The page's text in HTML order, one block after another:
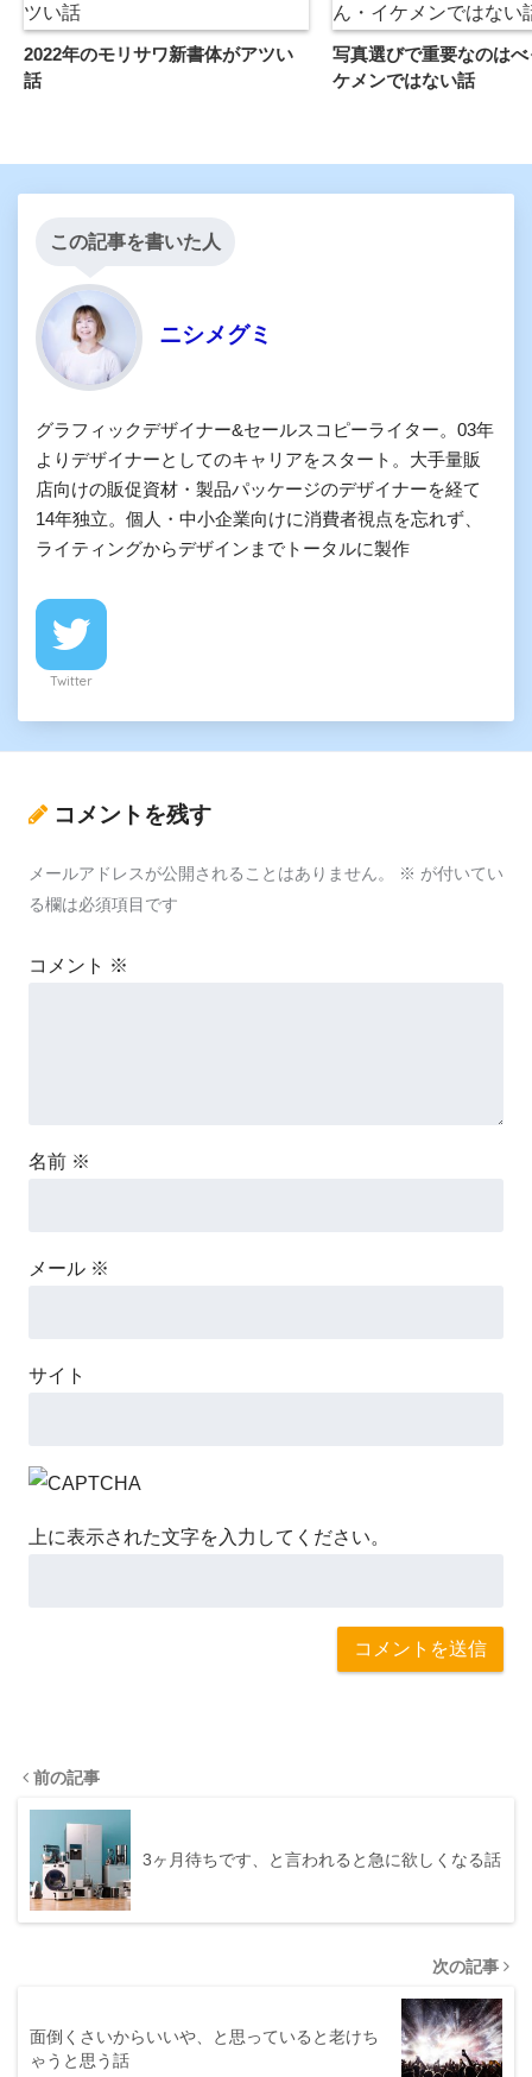
2022年のモリサワ新書体がアツい
話
写真選びで重要なのは
ケメンではない話
この記事を書いた人
ニシメグミ
グラフィックデザイナー&セールスコピーライター。03年
よりデザイナーとしてのキャリアをスタート。大手量販
店向けの販促資材・製品パッケージのデザイナーを経て
14年独立。個人・中小企業向けに消費者視点を忘れず、
ライティングからデザインまでトータルに製作
Twitter
コメントを残す
メールアドレスが公開されることはありません。 ※ が付いてい
る欄は必須項目です
コメント ※
名前 ※
メール ※
サイト
上に表示された文字を入力してください。
前の記事
3ヶ月待ちです、と言われると急に欲しくなる話
次の記事
面倒くさいからいいや、と思っていると老けち
ゃうと思う話